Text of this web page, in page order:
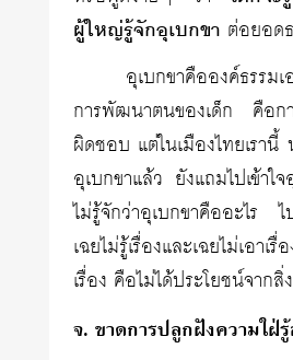
ผู้ใหญ่รู้จักอุเบกขา ต่อยอด
อุเบกขาคือองค์ธรรม
การพัฒนาตนของเด็ก คือก
ผิดชอบ แต่ในเมืองไทยเรานี้
อุเบกขาแล้ว ยังแถมไปเข้าใ
ไม่รู้จักว่าอุเบกขาคืออะไร ไ
เฉยไม่รู้เรื่องและเฉยไม่เอาเ
เรื่อง คือไม่ได้ประโยชน์จาก
จ. ขาดการปลูกฝังความใฝ่